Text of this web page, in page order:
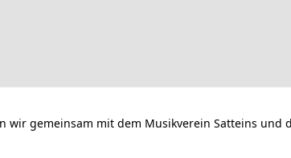
wir gemeinsam mit dem Musikverein Satteins